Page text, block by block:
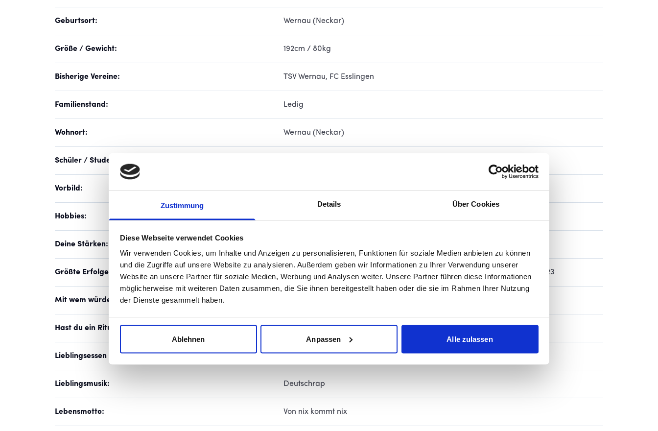
Zustimmung Details Über Cookies
Diese Webseite verwendet Cookies
Wir verwenden Cookies, um Inhalte und Anzeigen zu personalisieren, Funktionen für soziale Medien anbieten zu können
und die Zugriffe auf unsere Website zu analysieren. Außerdem geben wir Informationen zu Ihrer Verwendung unserer
Website an unsere Partner für soziale Medien, Werbung und Analysen weiter. Unsere Partner führen diese Informationen
möglicherweise mit weiteren Daten zusammen, die Sie ihnen bereitgestellt haben oder die sie im Rahmen Ihrer Nutzung
der Dienste gesammelt haben.
Ablehnen Anpassen Alle zulassen
Geburtsort: Wernau (Neckar)
Größe / Gewicht: 192cm / 80kg
Bisherige Vereine: TSV Wernau, FC Esslingen
Familienstand: Ledig
Wohnort: Wernau (Neckar)
Schüler / Student / erlernter Beruf:
Vorbild:
Hobbies:
Deine Stärken:
Größte Erfolge: U19 wfv-Pokal Sieger 2023, Aufstieg in die Regionalliga mit den Herren 2023
Mit wem würdest du gern für einen Tag dein Leben tauschen?
Hast du ein Ritual vor dem Spiel? Beten
Lieblingsessen / Lieblingsgetränk: Spaghetti von Oma / Trinke nur Wasser
Lieblingsmusik: Deutschrap
Lebensmotto: Von nix kommt nix